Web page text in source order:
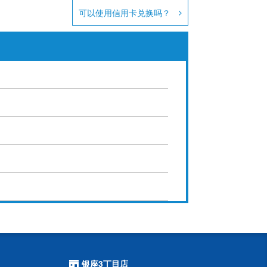
可以使用信用卡兑换吗？
银座3丁目店